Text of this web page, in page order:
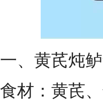
一、黄芪炖
食材：黄芪